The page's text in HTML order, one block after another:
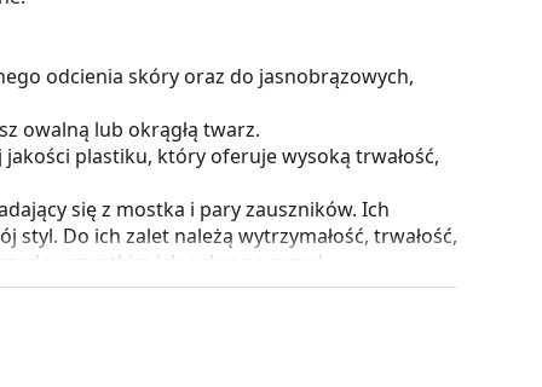
odcienia skóry oraz do jasnobrązowych,
owalną lub okrągłą twarz.
plastiku, który oferuje wysoką trwałość,
się z mostka i pary zauszników. Ich
styl. Do ich zalet należą wytrzymałość, trwałość,
wszystkim ich ochrona przed
typów soczewek okularowych, w tym